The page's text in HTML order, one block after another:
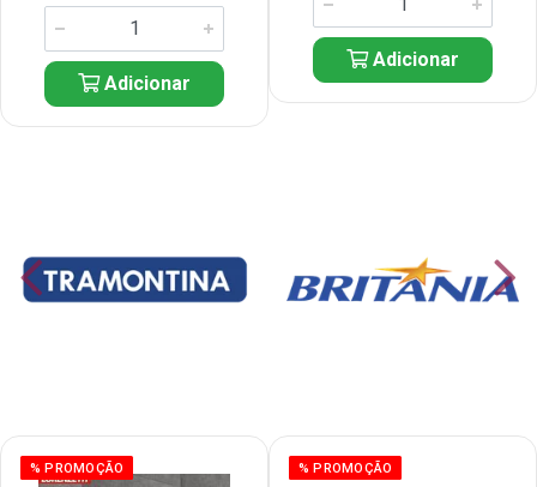
Adicionar
Adicionar
% PROMOÇÃO % PROMOÇÃO